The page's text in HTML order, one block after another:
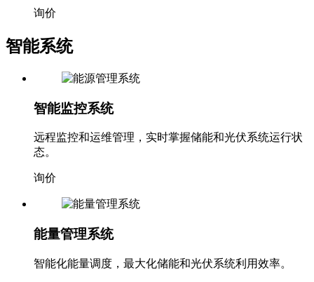
询价
智能系统
智能监控系统
远程监控和运维管理，实时掌握储能和光伏系统运行状
态。
询价
能量管理系统
智能化能量调度，最大化储能和光伏系统利用效率。